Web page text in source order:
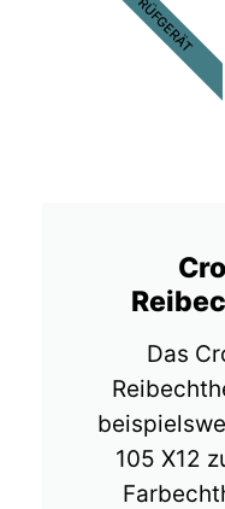
Das
105 X12
PRÜFGERÄT